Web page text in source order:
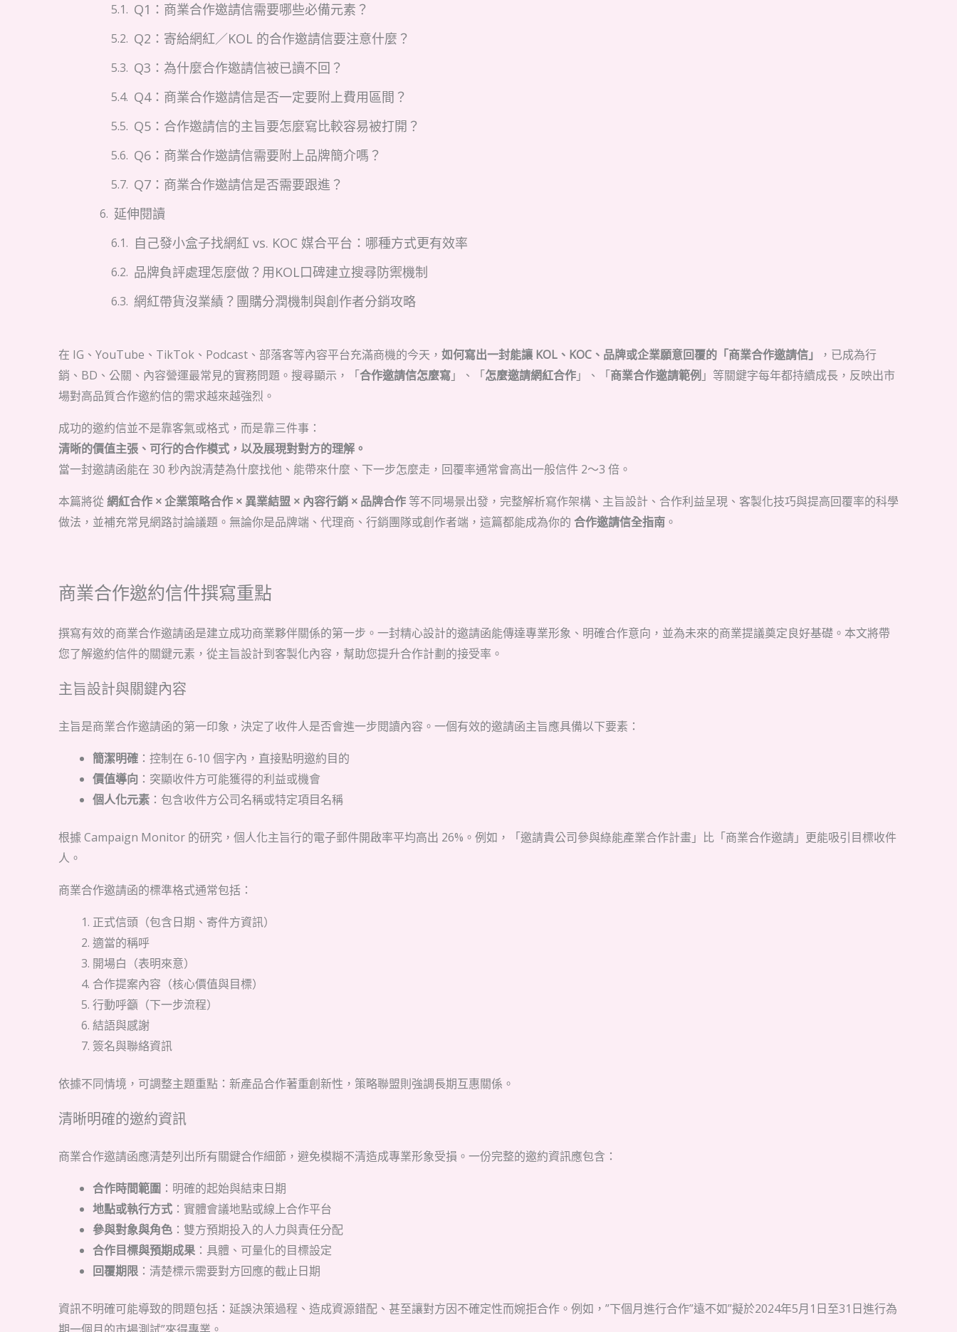
Q1：商業合作邀請信需要哪些必備元素？
Q2：寄給網紅／KOL 的合作邀請信要注意什麼？
Q3：為什麼合作邀請信被已讀不回？
Q4：商業合作邀請信是否一定要附上費用區間？
Q5：合作邀請信的主旨要怎麼寫比較容易被打開？
Q6：商業合作邀請信需要附上品牌簡介嗎？
Q7：商業合作邀請信是否需要跟進？
延伸閱讀
自己發小盒子找網紅 vs. KOC 媒合平台：哪種方式更有效率
品牌負評處理怎麼做？用KOL口碑建立搜尋防禦機制
網紅帶貨沒業績？團購分潤機制與創作者分銷攻略
在 IG、YouTube、TikTok、Podcast、部落客等內容平台充滿商機的今天， 如何寫出一封能讓 KOL、KOC、品牌或企業願意回覆的「商業合作邀請信」
，已成為行
銷、BD、公關、內容營運最常見的實務問題。搜尋顯示，「合作邀請信怎麼寫」、「怎麼邀請網紅合作」、「商業合作邀請範例 」等關鍵字每年都持續成長，反映出市
場對高品質合作邀約信的需求越來越強烈。
成功的邀約信並不是靠客氣或格式，而是靠三件事：
清晰的價值主張、可行的合作模式，以及展現對對方的理解。
當一封邀請函能在 30 秒內說清楚為什麼找他、能帶來什麼、下一步怎麼走，回覆率通常會高出一般信件 2～3 倍。
本篇將從網紅合作 × 企業策略合作 × 異業結盟 × 內容行銷 × 品牌合作 等不同場景出發，完整解析寫作架構、主旨設計、合作利益呈現、客製化技巧與提高回覆率的科學
做法，並補充常見網路討論議題。無論你是品牌端、代理商、行銷團隊或創作者端，這篇都能成為你的 合作邀請信全指南 。
商業合作邀約信件撰寫重點
撰寫有效的商業合作邀請函是建立成功商業夥伴關係的第一步。一封精心設計的邀請函能傳達專業形象、明確合作意向，並為未來的商業提議奠定良好基礎。本文將帶
您了解邀約信件的關鍵元素，從主旨設計到客製化內容，幫助您提升合作計劃的接受率。
主旨設計與關鍵內容
主旨是商業合作邀請函的第一印象，決定了收件人是否會進一步閱讀內容。一個有效的邀請函主旨應具備以下要素：
簡潔明確 ：控制在 6-10 個字內，直接點明邀約目的
價值導向 ：突顯收件方可能獲得的利益或機會
個人化元素 ：包含收件方公司名稱或特定項目名稱
根據 Campaign Monitor 的研究，個人化主旨行的電子郵件開啟率平均高出 26%。例如，「邀請貴公司參與綠能產業合作計畫」比「商業合作邀請」更能吸引目標收件
人。
商業合作邀請函的標準格式通常包括：
正式信頭（包含日期、寄件方資訊）
適當的稱呼
開場白（表明來意）
合作提案內容（核心價值與目標）
行動呼籲（下一步流程）
結語與感謝
簽名與聯絡資訊
依據不同情境，可調整主題重點：新產品合作著重創新性，策略聯盟則強調長期互惠關係。
清晰明確的邀約資訊
商業合作邀請函應清楚列出所有關鍵合作細節，避免模糊不清造成專業形象受損。一份完整的邀約資訊應包含：
合作時間範圍 ：明確的起始與結束日期
地點或執行方式 ：實體會議地點或線上合作平台
參與對象與角色 ：雙方預期投入的人力與責任分配
合作目標與預期成果 ：具體、可量化的目標設定
回覆期限 ：清楚標示需要對方回應的截止日期
資訊不明確可能導致的問題包括：延誤決策過程、造成資源錯配、甚至讓對方因不確定性而婉拒合作。例如，”下個月進行合作”遠不如”擬於2024年5月1日至31日進行為